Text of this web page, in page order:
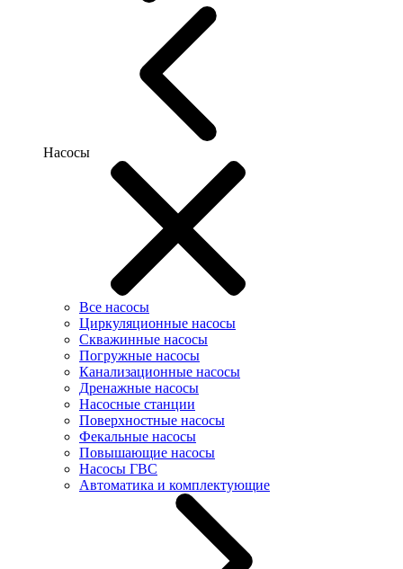
Насосы
Все насосы
Циркуляционные насосы
Скважинные насосы
Погружные насосы
Канализационные насосы
Дренажные насосы
Насосные станции
Поверхностные насосы
Фекальные насосы
Повышающие насосы
Насосы ГВС
Автоматика и комплектующие